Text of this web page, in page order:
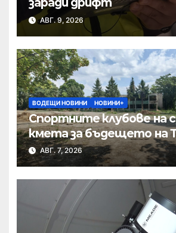
АВГ. 9, 2026
ВОДЕЩИ НОВИНИ НОВИНИ+
Спортните клубове на
кмета за бъдещето на
полк
АВГ. 7, 2026